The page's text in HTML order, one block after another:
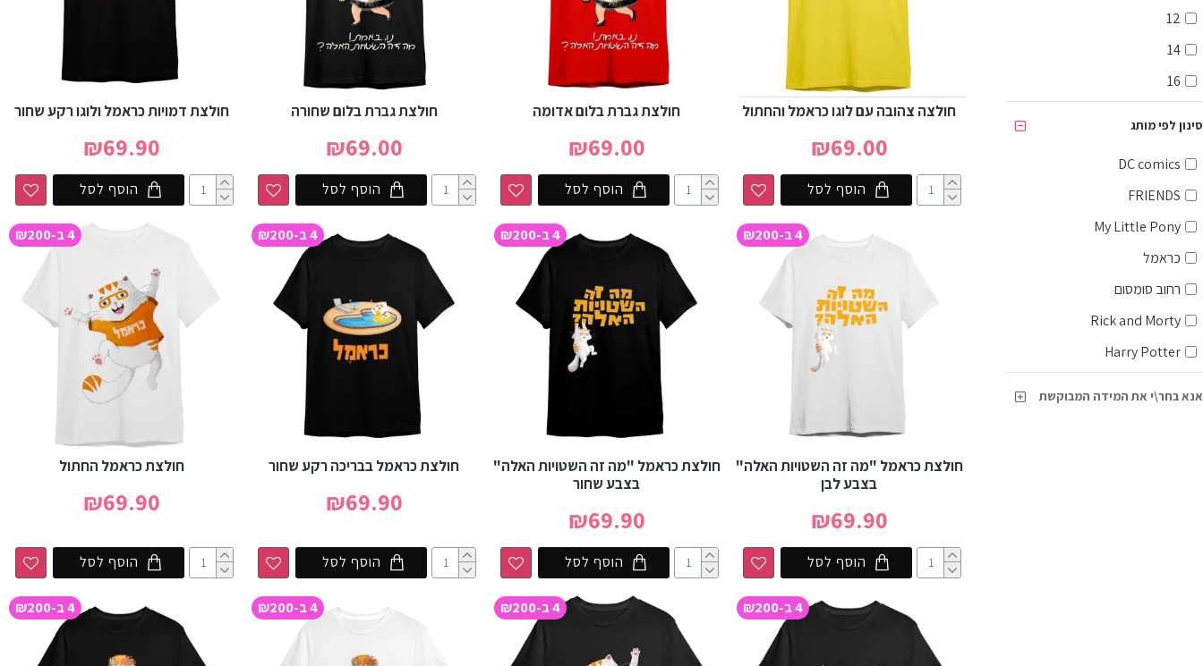
סינון לפי מותג
DC comics
FRIENDS
My Little Pony
כראמל
רחוב סומסום
Rick and Morty
Harry Potter
אנא בחר\י את המידה המבוקשת
12
14
16
M
L
XL
חולצה צהובה עם לוגו כראמל והחתול
₪69.00
הוסף לסל
חולצת גברת בלום אדומה
₪69.00
הוסף לסל
חולצת גברת בלום שחורה
₪69.00
הוסף לסל
חולצת דמויות כראמל ולוגו רקע שחור
₪69.90
הוסף לסל
4 ב-₪200
חולצת כראמל "מה זה השטויות האלה"
בצבע לבן
₪69.90
הוסף לסל
4 ב-₪200
חולצת כראמל "מה זה השטויות האלה"
בצבע שחור
₪69.90
הוסף לסל
4 ב-₪200
חולצת כראמל בבריכה רקע שחור
₪69.90
הוסף לסל
4 ב-₪200
חולצת כראמל החתול
₪69.90
הוסף לסל
4 ב-₪200 4 ב-₪200 4 ב-₪200 4 ב-₪200